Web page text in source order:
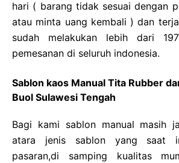
hari ( barang tidak sesuai dengan
atau minta uang kembali ) dan
sudah melakukan lebih dari
pemesanan di seluruh indonesia.
Sablon kaos Manual Tita Rubber
Buol Sulawesi Tengah
Bagi kami sablon manual masih
atara jenis sablon yang saat
pasaran,di samping kualitas